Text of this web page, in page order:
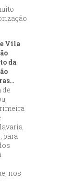
Vila
da
de
para
nos